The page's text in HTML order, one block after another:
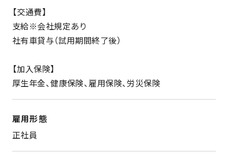
【交通費】
支給※会社規定あり
社有車貸与（試用期間終了後）
【加入保険】
厚生年金、健康保険、雇用保険、労災保険
雇用形態
正社員